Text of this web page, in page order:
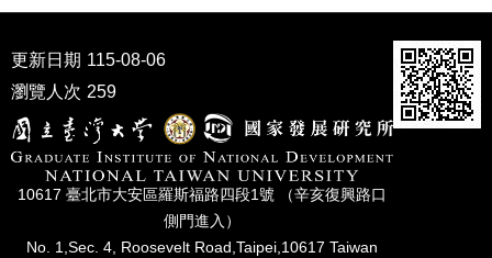
家
展
研
究
期
刊
口
專
更新日期 115-08-06
瀏覽人次 259
10617 臺北市⼤安區羅斯福路四段1號 （辛亥復興路⼝
側⾨進入）
No. 1,Sec. 4, Roosevelt Road,Taipei,10617 Taiwan